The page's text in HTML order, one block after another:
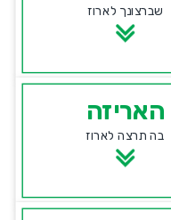
שברצונך לארוז
האריזה
בה תרצה לארוז